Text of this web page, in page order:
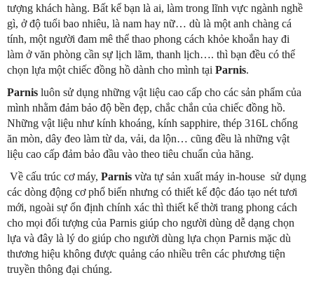
tượng khách hàng. Bất kể bạn là ai, làm trong lĩnh vực ngành nghề
gì, ở độ tuổi bao nhiêu, là nam hay nữ… dù là một anh chàng cá
tính, một người đam mê thể thao phong cách khỏe khoắn hay đi
làm ở văn phòng cần sự lịch lãm, thanh lịch…. thì bạn đều có thể
chọn lựa một chiếc đồng hồ dành cho mình tại Parnis.
Parnis luôn sử dụng những vật liệu cao cấp cho các sản phẩm của
mình nhằm đảm bảo độ bền đẹp, chắc chắn của chiếc đồng hồ.
Những vật liệu như kính khoáng, kính sapphire, thép 316L chống
ăn mòn, dây đeo làm từ da, vải, da lộn… cũng đều là những vật
liệu cao cấp đảm bảo đầu vào theo tiêu chuẩn của hãng.
Về cấu trúc cơ máy, Parnis vừa tự sản xuất máy in-house sử dụng
các dòng động cơ phổ biến nhưng có thiết kế độc đáo tạo nét tươi
mới, ngoài sự ổn định chính xác thì thiết kế thời trang phong cách
cho mọi đối tượng của Parnis giúp cho người dùng dễ dạng chọn
lựa và đây là lý do giúp cho người dùng lựa chọn Parnis mặc dù
thương hiệu không được quảng cáo nhiều trên các phương tiện
truyền thông đại chúng.